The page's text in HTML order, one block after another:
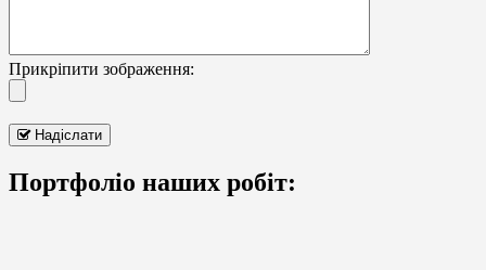
Прикріпити зображення:
Надіслати
Портфоліо наших робіт: